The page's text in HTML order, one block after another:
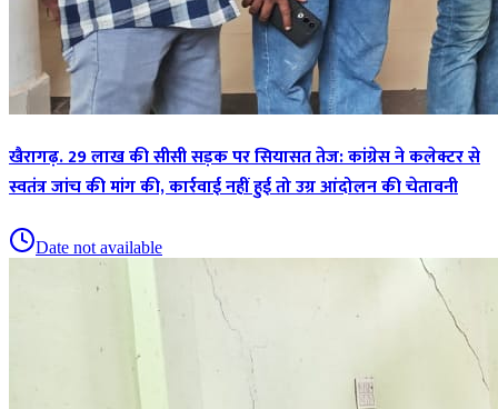
खैरागढ़. 29 लाख की सीसी सड़क पर सियासत तेज: कांग्रेस ने कलेक्टर से
स्वतंत्र जांच की मांग की, कार्रवाई नहीं हुई तो उग्र आंदोलन की चेतावनी
Date not available